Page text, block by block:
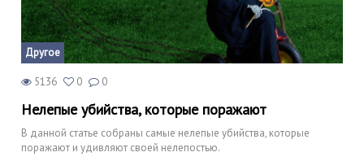
Другое
5136 0 0
Нелепые убийства, которые поражают
В данной статье собраны самые нелепые убийства, которые
поражают и удивляют своей нелепостью.